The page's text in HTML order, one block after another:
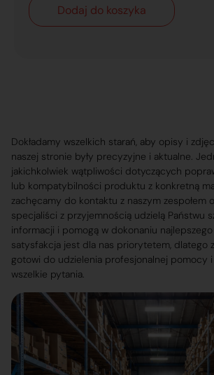
Dodaj do koszyka
Dokładamy wszelkich starań, aby opisy i
naszej stronie były precyzyjne i aktualne.
jakichkolwiek wątpliwości dotyczących
lub kompatybilności produktu z konkretną
zachęcamy do kontaktu z naszym zespołem
specjaliści z przyjemnością udzielą Państwu
informacji i pomogą w dokonaniu
satysfakcja jest dla nas priorytetem, dlatego
gotowi do udzielenia profesjonalnej pomocy
wszelkie pytania.